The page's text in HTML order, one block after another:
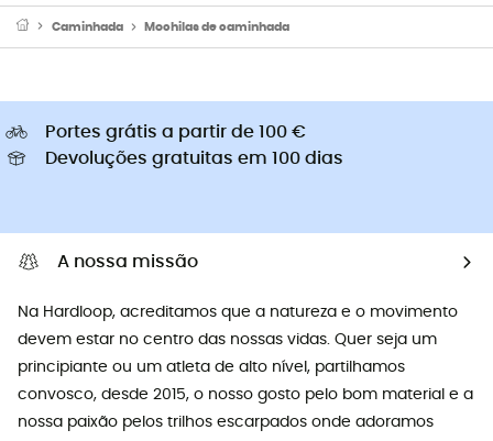
Caminhada Mochilas de caminhada
Portes grátis a partir de 100 €
Devoluções gratuitas em 100 dias
A nossa missão
Na Hardloop, acreditamos que a natureza e o movimento
devem estar no centro das nossas vidas. Quer seja um
principiante ou um atleta de alto nível, partilhamos
convosco, desde 2015, o nosso gosto pelo bom material e a
nossa paixão pelos trilhos escarpados onde adoramos